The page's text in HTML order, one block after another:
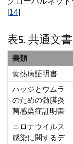
[14]
表5. 共通文
書類
黄熱病証明書
ハッジとウムラ
のための髄膜炎
菌感染症証明書
コロナウイルス
感染に関するデ